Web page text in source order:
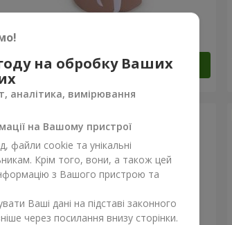
2 249 грн Замовити
на обробку Ваших
аналітика, вимірювання
на Вашому пристрої
файли cookie та унікальні
Крім того, вони, а також цей
з Вашого пристрою та
Ваші дані на підставі законного
через посилання внизу сторінки.